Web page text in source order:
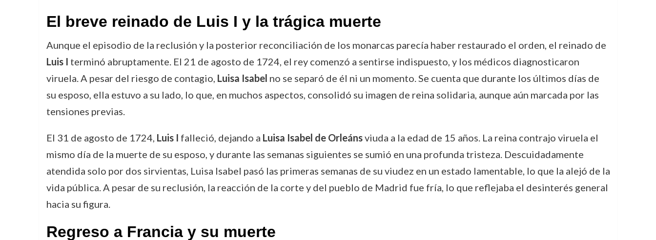
El breve reinado de Luis I y la trágica muerte
Aunque el episodio de la reclusión y la posterior reconciliación de los monarcas parecía haber restaurado el orden, el reinado de
Luis I terminó abruptamente. El 21 de agosto de 1724, el rey comenzó a sentirse indispuesto, y los médicos diagnosticaron
viruela. A pesar del riesgo de contagio, Luisa Isabel no se separó de él ni un momento. Se cuenta que durante los últimos días de
su esposo, ella estuvo a su lado, lo que, en muchos aspectos, consolidó su imagen de reina solidaria, aunque aún marcada por las
tensiones previas.
El 31 de agosto de 1724, Luis I falleció, dejando a Luisa Isabel de Orleánsviuda a la edad de 15 años. La reina contrajo viruela el
mismo día de la muerte de su esposo, y durante las semanas siguientes se sumió en una profunda tristeza. Descuidadamente
atendida solo por dos sirvientas, Luisa Isabel pasó las primeras semanas de su viudez en un estado lamentable, lo que la alejó de la
vida pública. A pesar de su reclusión, la reacción de la corte y del pueblo de Madrid fue fría, lo que reflejaba el desinterés general
hacia su figura.
Regreso a Francia y su muerte